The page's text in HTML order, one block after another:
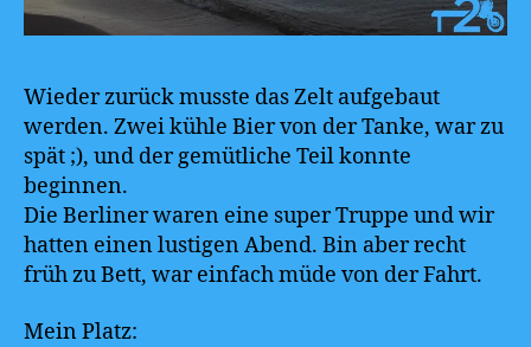
Wieder zurück musste das Zelt aufgebaut
werden. Zwei kühle Bier von der Tanke, war zu
spät ;), und der gemütliche Teil konnte
beginnen.
Die Berliner waren eine super Truppe und wir
hatten einen lustigen Abend. Bin aber recht
früh zu Bett, war einfach müde von der Fahrt.
Mein Platz: